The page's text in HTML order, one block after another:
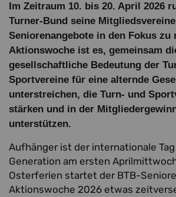
Im Zeitraum 10. bis 20. April 2026
Turner-Bund seine
Seniorenangebote in den Fokus zu
Aktionswoche ist es, gemeinsam
gesellschaftliche Bedeutung der
Sportvereine für eine alternde
unterstreichen, die Turn- und
stärken und in der
unterstützen.
Aufhänger ist der internationale
Generation am ersten
Osterferien startet der BTB-
Aktionswoche 2026 etwas